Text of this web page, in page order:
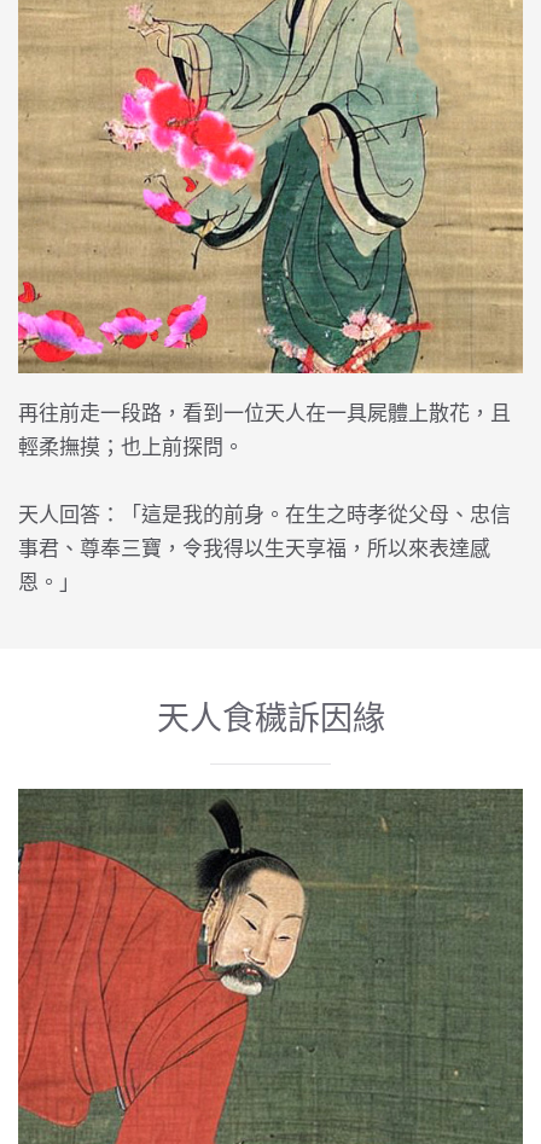
再往前走一段路，看到一位天人在一具屍體上散花，且
輕柔撫摸；也上前探問。
天人回答：「這是我的前身。在生之時孝從父母、忠信
事君、尊奉三寶，令我得以生天享福，所以來表達感
恩。」
天人食穢訴因緣